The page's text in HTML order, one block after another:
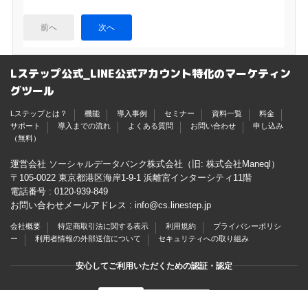
前へ 次へ
Lステップ公式_LINE公式アカウント特化のマーケティン
グツール
Lステップとは？ 機能 導入事例 セミナー 資料一覧
料金
サポート
導入までの流れ よくある質問 お問い合わせ
申し込み
（無料）
運営会社 ソーシャルデータバンク株式会社（旧: 株式会社Maneql）
〒105-0022 東京都港区海岸1-9-1 浜離宮インターシティ11階
電話番号 : 0120-939-849
お問い合わせメールアドレス : info@cs.linestep.jp
会社概要 特定商取引法に関する表示 利用規約
プライバシーポリシ
ー
利用者情報の外部送信について セキュリティへの取り組み
安心してご利用いただくための認証・認定